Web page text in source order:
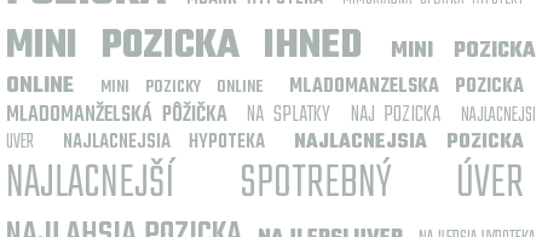
MINI POZICKA IHNED
MINI POZICKA
ONLINE
MINI POZICKY ONLINE MLADOMANZELSKA POZICKA
MLADOMANŽELSKÁ PÔŽIČKA NA SPLATKY NAJ POZICKA
NAJLACNEJSI
UVER
NAJLACNEJSIA HYPOTEKA NAJLACNEJSIA POZICKA
NAJLACNEJŠÍ SPOTREBNÝ ÚVER